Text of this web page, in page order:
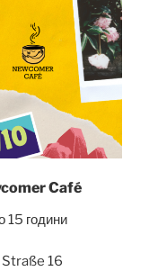
Café
15 години
16